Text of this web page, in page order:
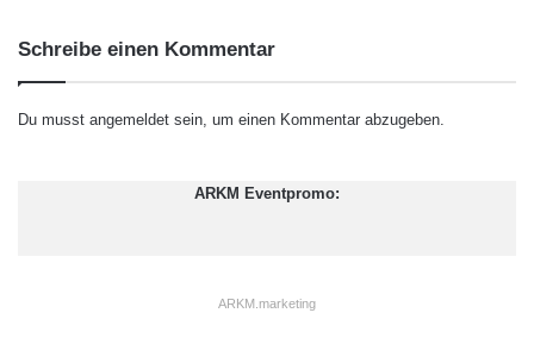
Schreibe einen Kommentar
Du musst angemeldet sein, um einen Kommentar abzugeben.
ARKM Eventpromo:
ARKM.marketing